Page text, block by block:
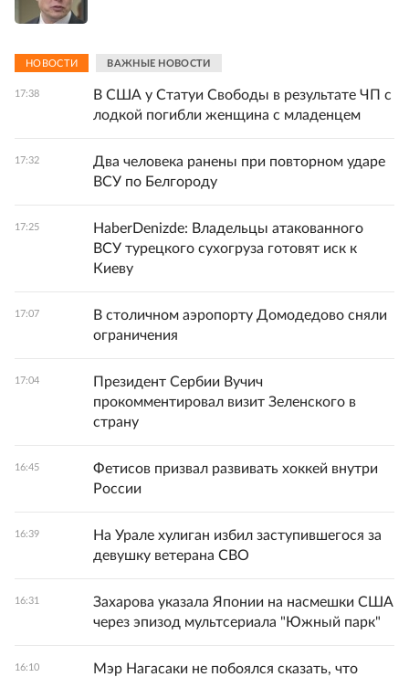
НОВОСТИ ВАЖНЫЕ НОВОСТИ
17:38
В США у Статуи Свободы в результате ЧП с
лодкой погибли женщина с младенцем
17:32
Два человека ранены при повторном ударе
ВСУ по Белгороду
17:25
HaberDenizde: Владельцы атакованного
ВСУ турецкого сухогруза готовят иск к
Киеву
17:07
В столичном аэропорту Домодедово сняли
ограничения
17:04
Президент Сербии Вучич
прокомментировал визит Зеленского в
страну
16:45
Фетисов призвал развивать хоккей внутри
России
16:39
На Урале хулиган избил заступившегося за
девушку ветерана СВО
16:31
Захарова указала Японии на насмешки США
через эпизод мультсериала "Южный парк"
16:10
Мэр Нагасаки не побоялся сказать, что